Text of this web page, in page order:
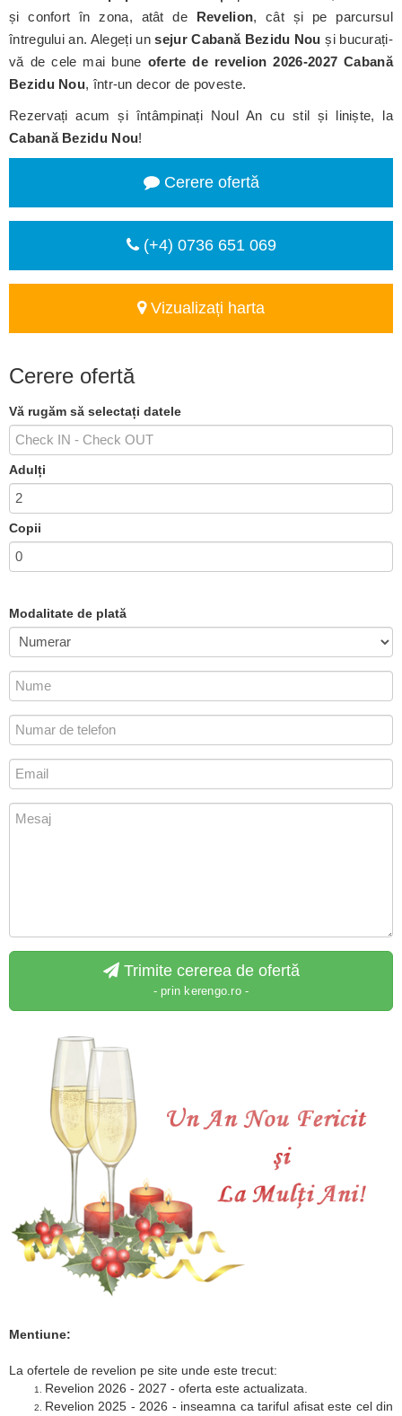
și confort în zona, atât de Revelion, cât și pe parcursul
întregului an. Alegeți unsejur Cabană Bezidu Nou și bucurați-
vă de cele mai bune oferte de revelion 2026-2027 Cabană
Bezidu Nou, într-un decor de poveste.
Rezervați acum și întâmpinați Noul An cu stil și liniște, la
Cabană Bezidu Nou!
Cerere ofertă
(+4) 0736 651 069
Vizualizați harta
Cerere ofertă
Vă rugăm să selectați datele
Adulți
Copii
Modalitate de plată
Trimite cererea de ofertă
- prin kerengo.ro -
Mentiune:
La ofertele de revelion pe site unde este trecut:
Revelion 2026 - 2027 - oferta este actualizata.
Revelion 2025 - 2026 - inseamna ca tariful afisat este cel din